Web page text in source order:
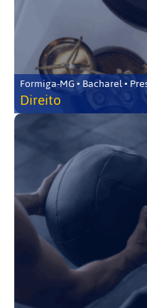
Formiga-MG • Bacharel •
Direito